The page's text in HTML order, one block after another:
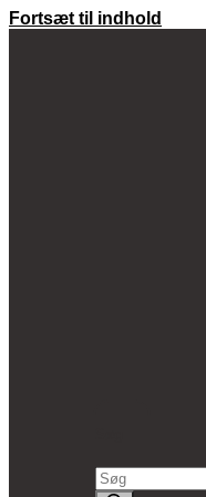
Fortsæt til indhold